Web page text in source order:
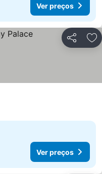
Ver preços
Partilhar
Ver preços